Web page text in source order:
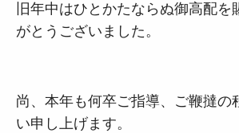
旧年中はひとかたならぬ御高配を
がとうございました。
尚、本年も何卒ご指導、ご鞭撻の
い申し上げます。